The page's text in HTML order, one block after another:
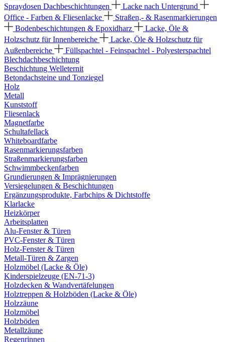
Spraydosen Dachbeschichtungen
Lacke nach Untergrund
Office - Farben & Fliesenlacke
Straßen,- & Rasenmarkierungen
Bodenbeschichtungen & Epoxidharz
Lacke, Öle &
Holzschutz für Innenbereiche
Lacke, Öle & Holzschutz für
Außenbereiche
Füllspachtel - Feinspachtel - Polyesterspachtel
Blechdachbeschichtung
Beschichtung Welleternit
Betondachsteine und Tonziegel
Holz
Metall
Kunststoff
Fliesenlack
Magnetfarbe
Schultafellack
Whiteboardfarbe
Rasenmarkierungsfarben
Straßenmarkierungsfarben
Schwimmbeckenfarben
Grundierungen & Imprägnierungen
Versiegelungen & Beschichtungen
Ergänzungsprodukte, Farbchips & Dichtstoffe
Klarlacke
Heizkörper
Arbeitsplatten
Alu-Fenster & Türen
PVC-Fenster & Türen
Holz-Fenster & Türen
Metall-Türen & Zargen
Holzmöbel (Lacke & Öle)
Kinderspielzeuge (EN-71-3)
Holzdecken & Wandvertäfelungen
Holztreppen & Holzböden (Lacke & Öle)
Holzzäune
Holzmöbel
Holzböden
Metallzäune
Regenrinnen